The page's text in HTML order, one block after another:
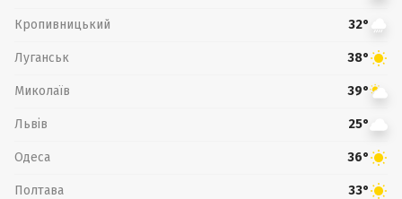
Кропивницький 32°
Луганськ 38°
Миколаїв 39°
Львів 25°
Одеса 36°
Полтава 33°